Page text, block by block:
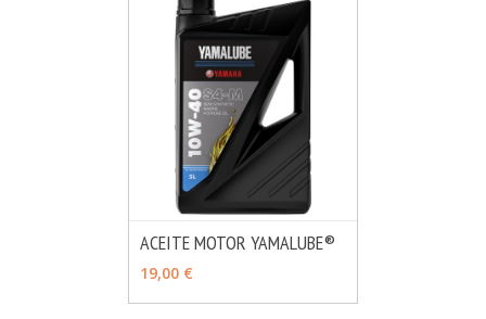
ACEITE MOTOR YAMALUBE®
19,00 €